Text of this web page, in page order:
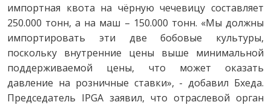
импортная квота на чёрную чечевицу составляет
250.000 тонн, а на маш – 150.000 тонн. «Мы должны
импортировать эти две бобовые культуры,
поскольку внутренние цены выше минимальной
поддерживаемой цены, что может оказать
давление на розничные ставки», - добавил Бхеда.
Председатель IPGA заявил, что отраслевой орган